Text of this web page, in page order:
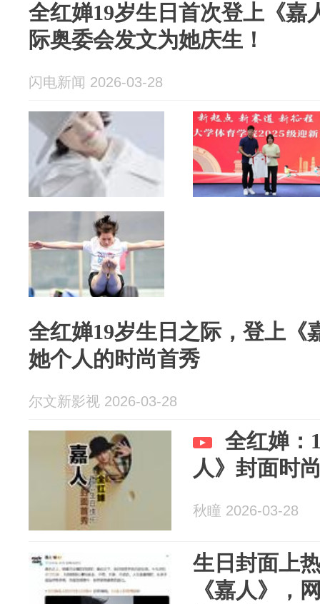
全红婵19岁生日首次登上《嘉
际奥委会发文为她庆生！
闪电新闻 2026-03-28
全红婵19岁生日之际，登上《
她个人的时尚首秀
尔文新影视 2026-03-28
全红婵：
人》封面时
秋瞳 2026-03-28
生日封面上
《嘉人》，